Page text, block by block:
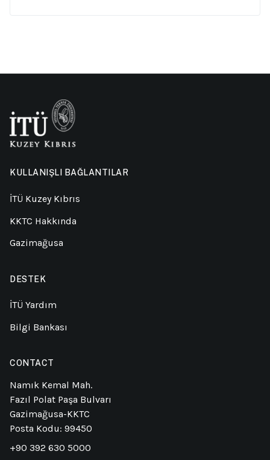
KULLANIŞLI BAĞLANTILAR
İTÜ Kuzey Kıbrıs
KKTC Hakkında
Gazimağusa
DESTEK
İTÜ Yardım
Bilgi Bankası
CONTACT
Namık Kemal Mah.
Fazıl Polat Paşa Bulvarı
Gazimağusa-KKTC
Posta Kodu: 99450
+90 392 630 5000